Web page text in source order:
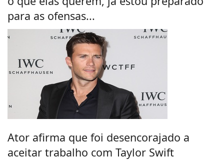
para as ofensas...
Ator afirma que foi desencorajado a
aceitar trabalho com Taylor Swift